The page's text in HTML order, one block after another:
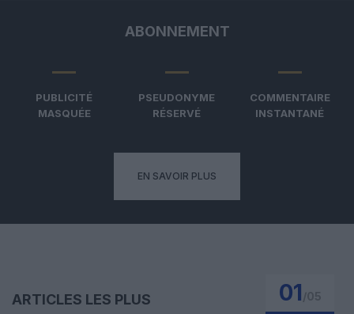
ABONNEMENT
PUBLICITÉ
MASQUÉE
PSEUDONYME
RÉSERVÉ
COMMENTAIRE
INSTANTANÉ
EN SAVOIR PLUS
ARTICLES LES PLUS
01